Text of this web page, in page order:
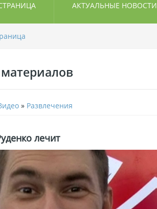
АКТУАЛЬНЫЕ НОВОСТИ
» Развлечения
лечит